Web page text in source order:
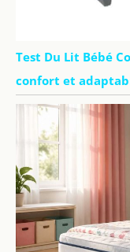
Test Du Lit Bébé
confort et